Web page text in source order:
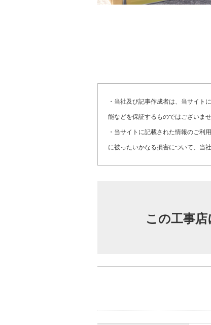
・当社及び記事作成者は、当サイト
能などを保証するものではございませ
・当サイトに記載された情報のご利
に被ったいかなる損害について、当
この工事